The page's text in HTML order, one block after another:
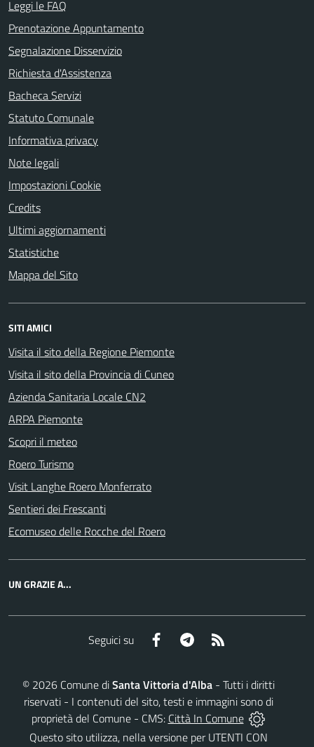
Leggi le FAQ
Prenotazione Appuntamento
Segnalazione Disservizio
Richiesta d'Assistenza
Bacheca Servizi
Statuto Comunale
Informativa privacy
Note legali
Impostazioni Cookie
Credits
Ultimi aggiornamenti
Statistiche
Mappa del Sito
SITI AMICI
Visita il sito della Regione Piemonte
Visita il sito della Provincia di Cuneo
Azienda Sanitaria Locale CN2
ARPA Piemonte
Scopri il meteo
Roero Turismo
Visit Langhe Roero Monferrato
Sentieri dei Frescanti
Ecomuseo delle Rocche del Roero
UN GRAZIE A...
Seguici su Facebook Telegram
© 2026 Comune diSanta Vittoria d'Alba - Tutti i diritti
riservati - I contenuti del sito, testi e immagini sono di
proprietà del Comune - CMS: Città In Comune
Questo sito utilizza, nella versione per UTENTI CON